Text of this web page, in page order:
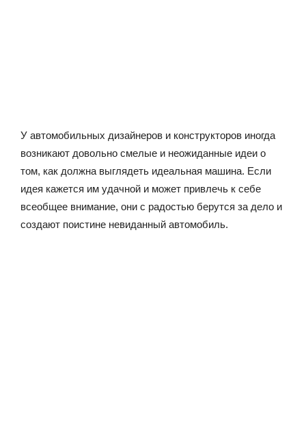
У автомобильных дизайнеров и конструкторов иногда
возникают довольно смелые и неожиданные идеи о
том, как должна выглядеть идеальная машина. Если
идея кажется им удачной и может привлечь к себе
всеобщее внимание, они с радостью берутся за дело и
создают поистине невиданный автомобиль.